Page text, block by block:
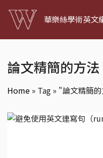
華樂絲學術英文
論文精簡的方法
Home » Tag » "論文精簡